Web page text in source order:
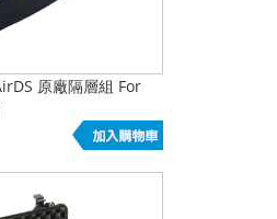
原廠隔層組 For